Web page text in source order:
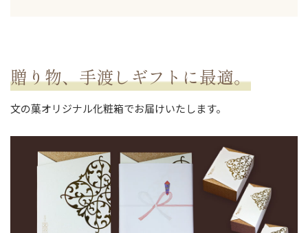
贈り物、手渡しギフトに最適。
文の菓オリジナル化粧箱でお届けいたします。